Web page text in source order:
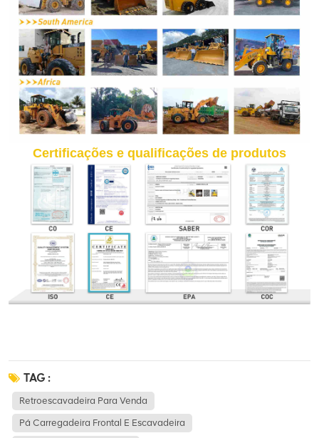
Certificações e qualificações de produtos
TAG :
Retroescavadeira Para Venda
Pá Carregadeira Frontal E Escavadeira